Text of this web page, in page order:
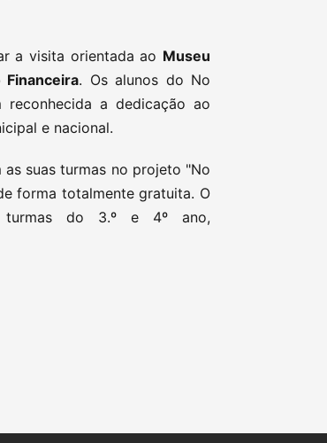
a visita orientada ao Museu
Financeira. Os alunos do No
a dedicação ao
e nacional.
suas turmas no projeto "No
forma totalmente gratuita. O
turmas do 3.º e 4º ano,